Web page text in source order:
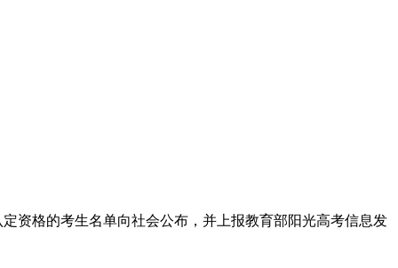
资格的考生名单向社会公布，并上报教育部阳光高考信息发